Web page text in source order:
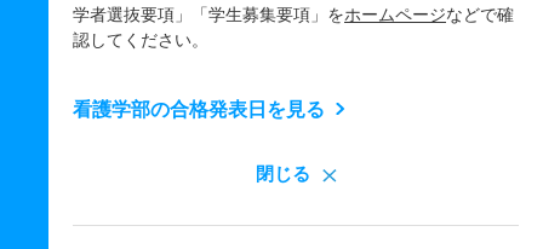
学者選抜要項」「学生募集要項」をホームページなどで確
認してください。
看護学部の合格発表日を見る
閉じる